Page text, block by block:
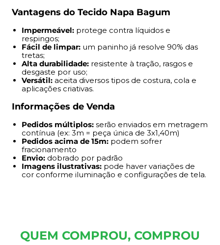
Envio:dobrado por padrão
conforme iluminação e configurações de tela.
Vantagens do Tecido Napa Bagum
Impermeável: protege contra líquidos e
respingos;
Fácil de limpar: um paninho já resolve 90% das
tretas;
Alta durabilidade: resistente à tração, rasgos e
desgaste por uso;
Versátil: aceita diversos tipos de costura, cola e
aplicações criativas.
Informações de Venda
Pedidos múltiplos: serão enviados em metragem
contínua (ex: 3m = peça única de 3x1,40m)
Pedidos acima de 15m: podem sofrer
fracionamento
Envio: dobrado por padrão
Imagens ilustrativas: pode haver variações de
cor conforme iluminação e configurações de tela.
QUEM COMPROU, COMPROU